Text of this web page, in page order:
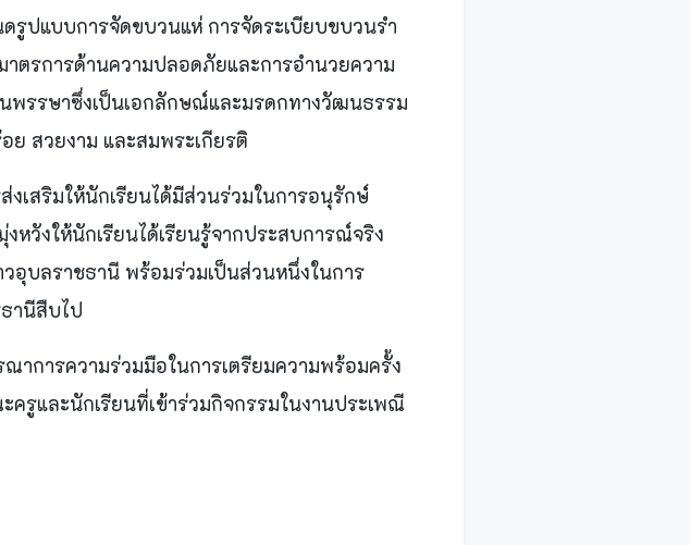
รูปแบบการจัดขบวนแห่ การจัดระเบียบขบวนรำ
ตรการด้านความปลอดภัยและการอำนวยความ
พรรษาซึ่งเป็นเอกลักษณ์และมรดกทางวัฒนธรรม
ย สวยงาม และสมพระเกียรติ
เสริมให้นักเรียนได้มีส่วนร่วมในการอนุรักษ์
วังให้นักเรียนได้เรียนรู้จากประสบการณ์จริง
อุบลราชธานี พร้อมร่วมเป็นส่วนหนึ่งในการ
านีสืบไป
การความร่วมมือในการเตรียมความพร้อมครั้ง
รูและนักเรียนที่เข้าร่วมกิจกรรมในงานประเพณี